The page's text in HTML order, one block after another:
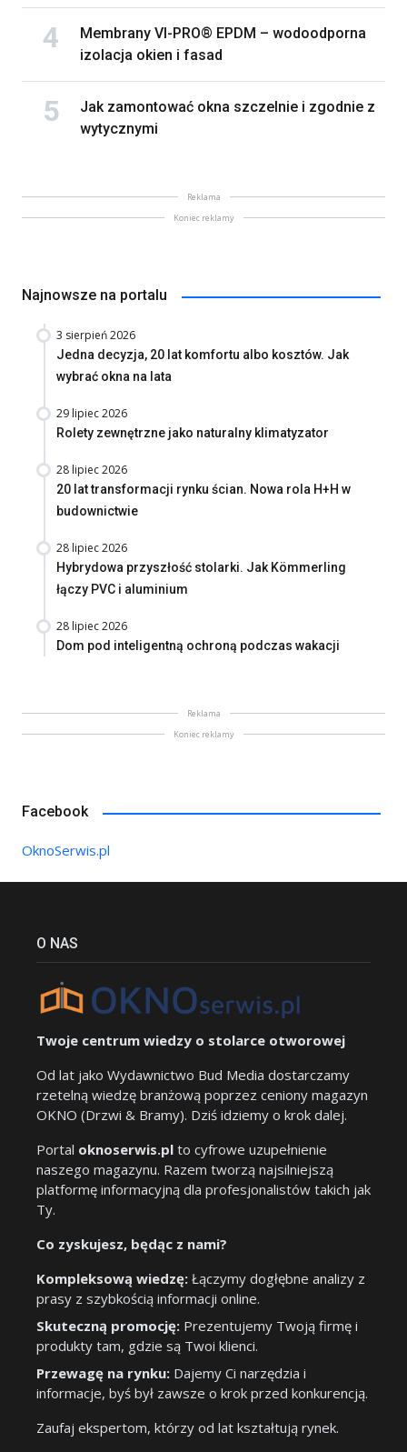
Membrany VI-PRO® EPDM – wodoodporna
izolacja okien i fasad
Jak zamontować okna szczelnie i zgodnie z
wytycznymi
Reklama
Koniec reklamy
Najnowsze na portalu
3 sierpień 2026
Jedna decyzja, 20 lat komfortu albo kosztów. Jak
wybrać okna na lata
29 lipiec 2026
Rolety zewnętrzne jako naturalny klimatyzator
28 lipiec 2026
20 lat transformacji rynku ścian. Nowa rola H+H w
budownictwie
28 lipiec 2026
Hybrydowa przyszłość stolarki. Jak Kömmerling
łączy PVC i aluminium
28 lipiec 2026
Dom pod inteligentną ochroną podczas wakacji
Reklama
Koniec reklamy
Facebook
OknoSerwis.pl
O NAS
Twoje centrum wiedzy o stolarce otworowej
Od lat jako Wydawnictwo Bud Media dostarczamy
rzetelną wiedzę branżową poprzez ceniony magazyn
OKNO (Drzwi & Bramy). Dziś idziemy o krok dalej.
Portal oknoserwis.pl to cyfrowe uzupełnienie
naszego magazynu. Razem tworzą najsilniejszą
platformę informacyjną dla profesjonalistów takich jak
Ty.
Co zyskujesz, będąc z nami?
Kompleksową wiedzę: Łączymy dogłębne analizy z
prasy z szybkością informacji online.
Skuteczną promocję: Prezentujemy Twoją firmę i
produkty tam, gdzie są Twoi klienci.
Przewagę na rynku: Dajemy Ci narzędzia i
informacje, byś był zawsze o krok przed konkurencją.
Zaufaj ekspertom, którzy od lat kształtują rynek.